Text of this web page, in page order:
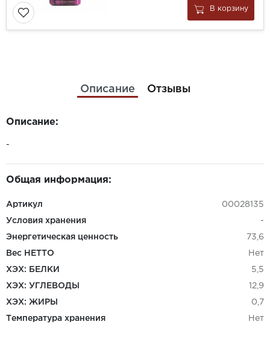
В корзину
Описание Отзывы
Описание:
-
Общая информация:
Артикул 00028135
Условия хранения -
Энергетическая ценность 73,6
Вес НЕТТО Нет
ХЭХ: БЕЛКИ 5,5
ХЭХ: УГЛЕВОДЫ 12,9
ХЭХ: ЖИРЫ 0,7
Температура хранения Нет